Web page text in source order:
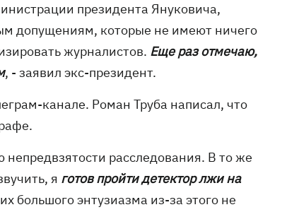
президента Януковича,
допущениям, которые не имеют ничего
журналистов. Еще раз отмечаю,
, - заявил экс-президент.
канале. Роман Труба написал, что
расследования. В то же
я готов пройти детектор лжи на
большого энтузиазма из-за этого не